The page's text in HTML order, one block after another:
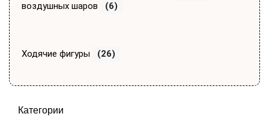
воздушных шаров
(6)
Ходячие фигуры (26)
Категории